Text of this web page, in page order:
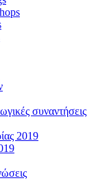
συναντήσεις
2019